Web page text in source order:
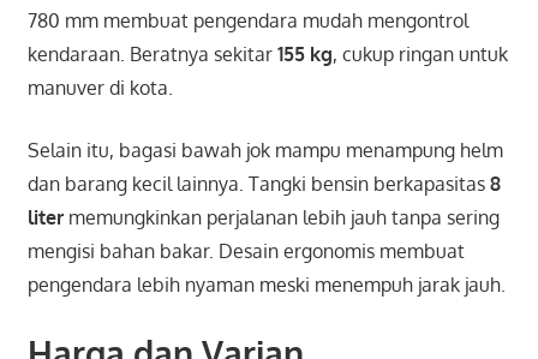
780 mm membuat pengendara mudah mengontrol
kendaraan. Beratnya sekitar 155 kg, cukup ringan untuk
manuver di kota.
Selain itu, bagasi bawah jok mampu menampung helm
dan barang kecil lainnya. Tangki bensin berkapasitas 8
litermemungkinkan perjalanan lebih jauh tanpa sering
mengisi bahan bakar. Desain ergonomis membuat
pengendara lebih nyaman meski menempuh jarak jauh.